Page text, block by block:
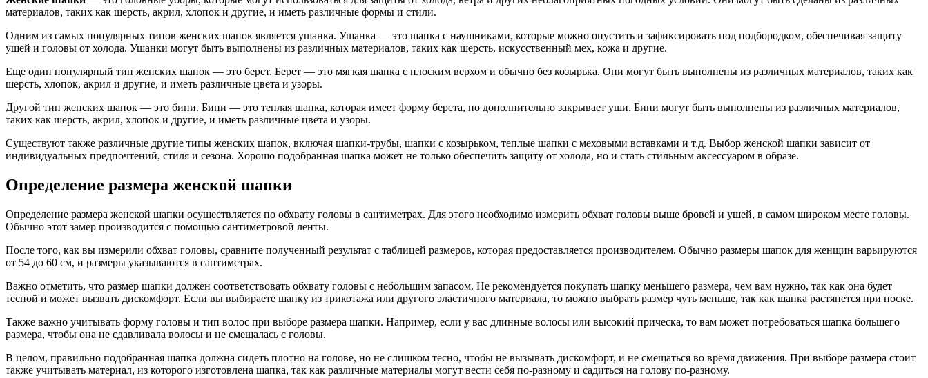
материалов, таких как шерсть, акрил, хлопок и другие, и иметь различные формы и стили.
Одним из самых популярных типов женских шапок является ушанка. Ушанка — это шапка с наушниками, которые можно опустить и зафиксировать под подбородком, обеспечивая защиту
ушей и головы от холода. Ушанки могут быть выполнены из различных материалов, таких как шерсть, искусственный мех, кожа и другие.
Еще один популярный тип женских шапок — это берет. Берет — это мягкая шапка с плоским верхом и обычно без козырька. Они могут быть выполнены из различных материалов, таких как
шерсть, хлопок, акрил и другие, и иметь различные цвета и узоры.
Другой тип женских шапок — это бини. Бини — это теплая шапка, которая имеет форму берета, но дополнительно закрывает уши. Бини могут быть выполнены из различных материалов,
таких как шерсть, акрил, хлопок и другие, и иметь различные цвета и узоры.
Существуют также различные другие типы женских шапок, включая шапки-трубы, шапки с козырьком, теплые шапки с меховыми вставками и т.д. Выбор женской шапки зависит от
индивидуальных предпочтений, стиля и сезона. Хорошо подобранная шапка может не только обеспечить защиту от холода, но и стать стильным аксессуаром в образе.
Определение размера женской шапки
Определение размера женской шапки осуществляется по обхвату головы в сантиметрах. Для этого необходимо измерить обхват головы выше бровей и ушей, в самом широком месте головы.
Обычно этот замер производится с помощью сантиметровой ленты.
После того, как вы измерили обхват головы, сравните полученный результат с таблицей размеров, которая предоставляется производителем. Обычно размеры шапок для женщин варьируются
от 54 до 60 см, и размеры указываются в сантиметрах.
Важно отметить, что размер шапки должен соответствовать обхвату головы с небольшим запасом. Не рекомендуется покупать шапку меньшего размера, чем вам нужно, так как она будет
тесной и может вызвать дискомфорт. Если вы выбираете шапку из трикотажа или другого эластичного материала, то можно выбрать размер чуть меньше, так как шапка растянется при носке.
Также важно учитывать форму головы и тип волос при выборе размера шапки. Например, если у вас длинные волосы или высокий прическа, то вам может потребоваться шапка большего
размера, чтобы она не сдавливала волосы и не смещалась с головы.
В целом, правильно подобранная шапка должна сидеть плотно на голове, но не слишком тесно, чтобы не вызывать дискомфорт, и не смещаться во время движения. При выборе размера стоит
также учитывать материал, из которого изготовлена шапка, так как различные материалы могут вести себя по-разному и садиться на голову по-разному.